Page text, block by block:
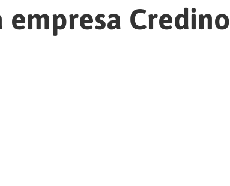
empresa Credino